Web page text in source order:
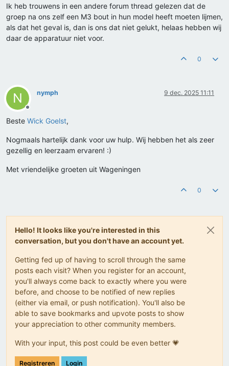
Ik heb trouwens in een andere forum thread gelezen dat de
groep na ons zelf een M3 bout in hun model heeft moeten lijmen,
als dat het geval is, dan is ons dat niet gelukt, helaas hebben wij
daar de apparatuur niet voor.
0
N
Offline
nymph 9 dec. 2025 11:11
Beste Wick Goelst,
Nogmaals hartelijk dank voor uw hulp. Wij hebben het als zeer
gezellig en leerzaam ervaren! :)
Met vriendelijke groeten uit Wageningen
0
Hello! It looks like you're interested in this
conversation, but you don't have an account yet.
Getting fed up of having to scroll through the same
posts each visit? When you register for an account,
you'll always come back to exactly where you were
before, and choose to be notified of new replies
(either via email, or push notification). You'll also be
able to save bookmarks and upvote posts to show
your appreciation to other community members.
With your input, this post could be even better 💗
Registreren Login